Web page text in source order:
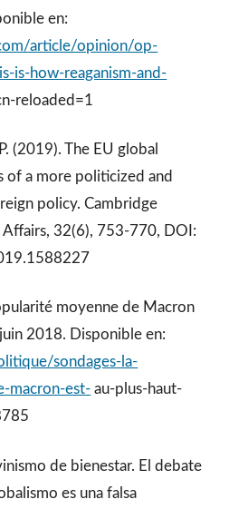
en:
article/opinion/op-
is-how-reaganism-and-
reloaded=1
(2019). The EU global
of a more politicized and
policy. Cambridge
32(6), 753-770, DOI:
moyenne de Macron
2018. Disponible en:
sondages-la-
macron-est- au-plus-haut-
de bienestar. El debate
es una falsa